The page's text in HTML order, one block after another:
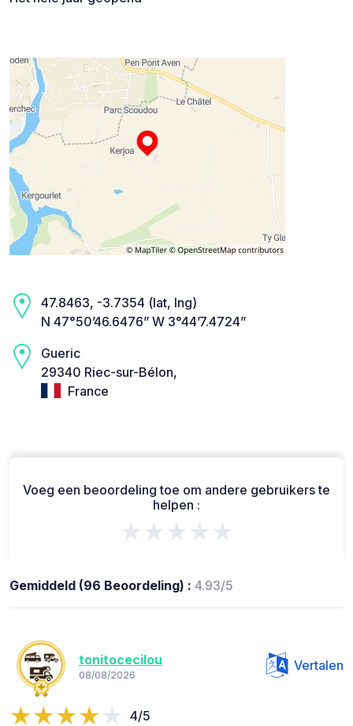
47.8463, -3.7354 (lat, lng)
N 47°50’46.6476” W 3°44’7.4724”
Gueric
29340 Riec-sur-Bélon,
France
Voeg een beoordeling toe om andere gebruikers te
helpen :
★★★★★
Gemiddeld (96 Beoordeling) : 4.93/5
tonitocecilou
08/08/2026
Vertalen
4/5